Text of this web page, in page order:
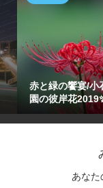
赤と緑の饗宴/小
園の彼岸花
あなた